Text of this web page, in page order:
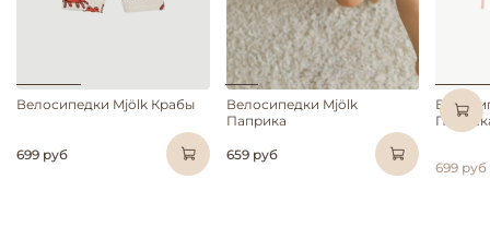
Велосипедки Mjölk Крабы
699 руб
Велосипедки Mjölk
Паприка
659 руб
699 руб